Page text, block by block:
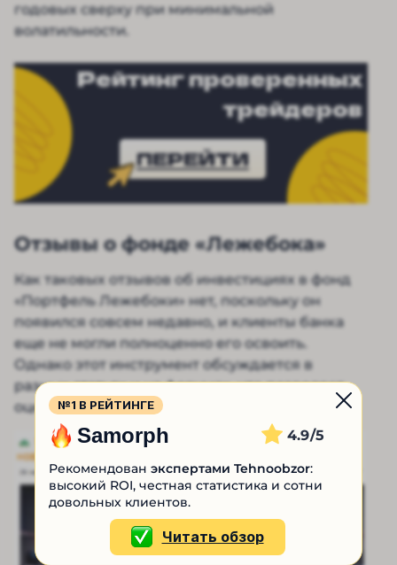
годовых сверху при минимальной
волатильности.
Рейтинг проверенных
трейдеров
ПЕРЕЙТИ
Отзывы о фонде «Лежебока»
Как таковых отзывов об инвестициях в фонд
«Портфель Лежебоки» нет, поскольку он
появился совсем недавно, и клиенты банка
еще не могли полноценно его освоить.
Однако этот инструмент обсуждается в
разных статьях и на форумах, что позволяет
оценить мнение людей в 2026 году.
№1 В РЕЙТИНГЕ
Samorph 4.9
Рекомендован экспертами Tehnoobzor:
высокий ROI, честная статистика и сотни
довольных клиентов.
Читать обзор